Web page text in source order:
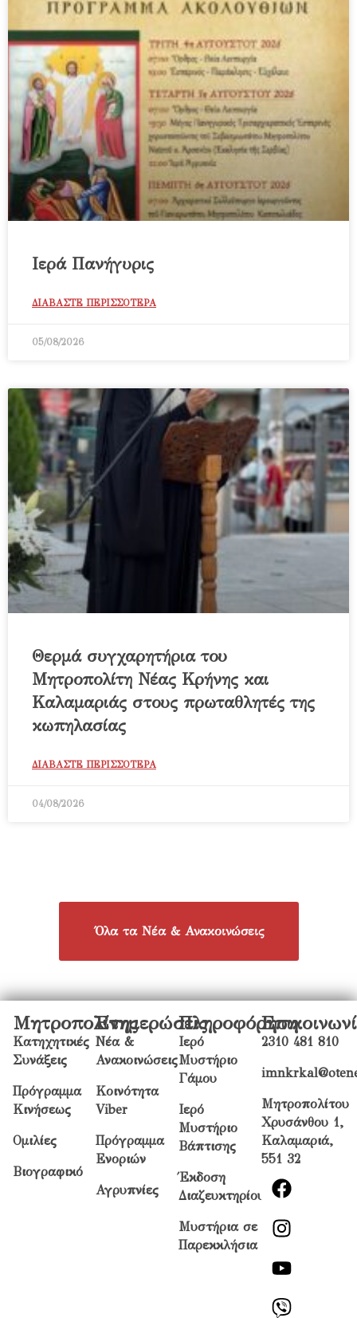
Ιερά Πανήγυρις
ΔΙΑΒΑΣΤΕ ΠΕΡΙΣΣΟΤΕΡΑ
05/08/2026
Θερμά συγχαρητήρια του
Μητροπολίτη Νέας Κρήνης και
Καλαμαριάς στους πρωταθλητές της
κωπηλασίας
ΔΙΑΒΑΣΤΕ ΠΕΡΙΣΣΟΤΕΡΑ
04/08/2026
Όλα τα Νέα & Ανακοινώσεις
Μητροπολίτης
Κατηχητικές
Συνάξεις
Πρόγραμμα
Κινήσεως
Ομιλίες
Βιογραφικό
Ενημερώσεις
Νέα &
Ανακοινώσεις
Κοινότητα
Viber
Πρόγραμμα
Ενοριών
Αγρυπνίες
Πληροφόρηση
Ιερό
Μυστήριο
Γάμου
Ιερό
Μυστήριο
Βάπτισης
Έκδοση
Διαζευκτηρίου
Μυστήρια σε
Παρεκκλήσια
2310 481 810
Μητροπολίτου
Χρυσάνθου 1,
Καλαμαριά,
551 32